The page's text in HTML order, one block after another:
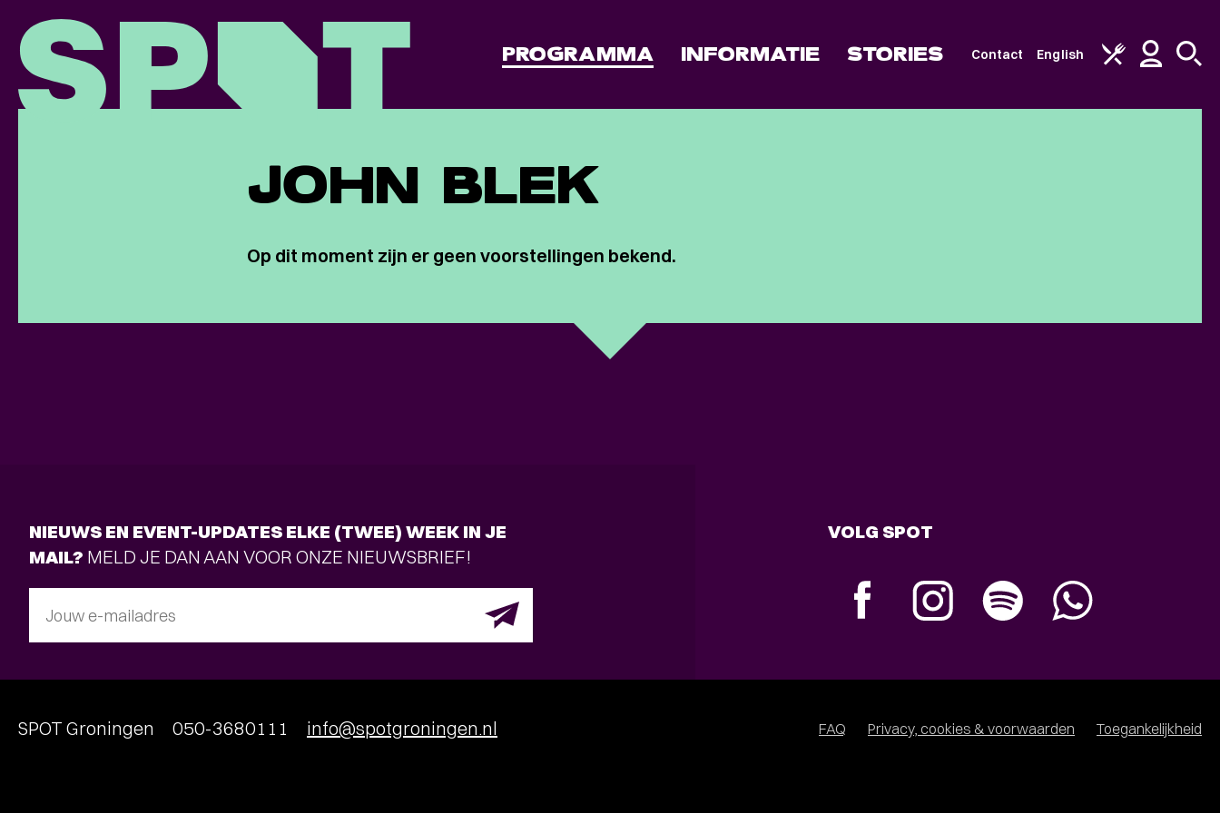
PROGRAMMA INFORMATIE STORIES Contact English
JOHN BLEK
Op dit moment zijn er geen voorstellingen bekend.
NIEUWS EN EVENT-UPDATES ELKE (TWEE) WEEK IN JE
MAIL? MELD JE DAN AAN VOOR ONZE NIEUWSBRIEF!
Jouw e-mailadres
VOLG SPOT
SPOT Groningen 050-3680111 info@spotgroningen.nl FAQ Privacy, cookies & voorwaarden Toegankelijkheid